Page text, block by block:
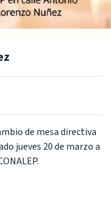
de mesa directiva
jueves 20 de marzo a